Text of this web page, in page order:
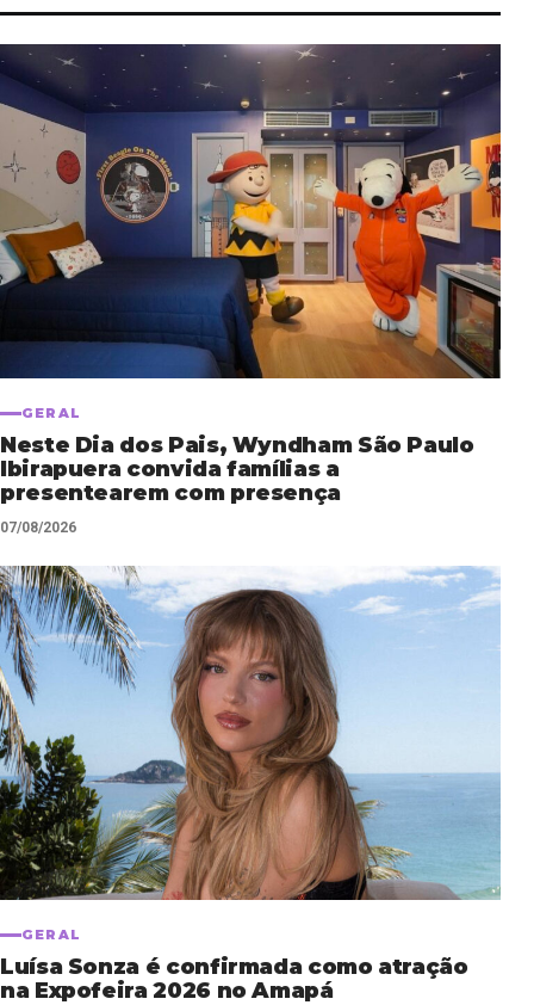
GERAL
Neste Dia dos Pais, Wyndham São Paulo
Ibirapuera convida famílias a
presentearem com presença
07/08/2026
GERAL
Luísa Sonza é confirmada como atração
na Expofeira 2026 no Amapá